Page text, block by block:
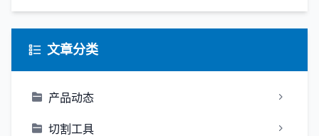
文章分类
产品动态
切割工具